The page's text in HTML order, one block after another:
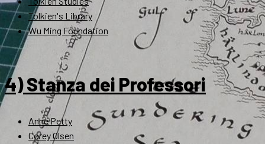
Tolkien's Library
Wu Ming Foundation
4) Stanza dei Professori
Anne Petty
Corey Olsen